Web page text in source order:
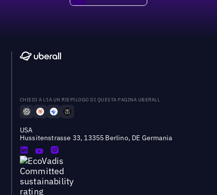
CHIEDI A L'IA UN RIEPILOGO DI QUESTA PAGINA UBERALL
USA
Hussitenstrasse 33, 13355 Berlino, DE Germania